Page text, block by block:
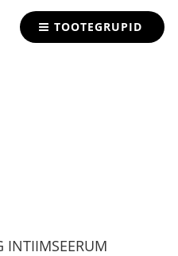
TOOTEGRUPID
INTIIMSEERUM